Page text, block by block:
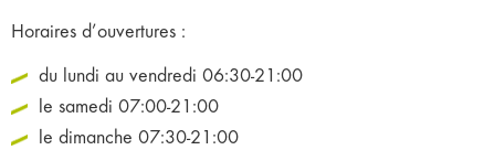
Horaires d’ouvertures :
du lundi au vendredi 06:30-21:00
le samedi 07:00-21:00
le dimanche 07:30-21:00